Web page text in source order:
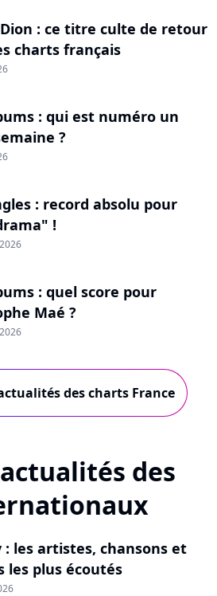
: ce titre culte de retour
charts français
: qui est numéro un
?
: record absolu pour
!
: quel score pour
Maé ?
des charts France
des
: les artistes, chansons et
les plus écoutés